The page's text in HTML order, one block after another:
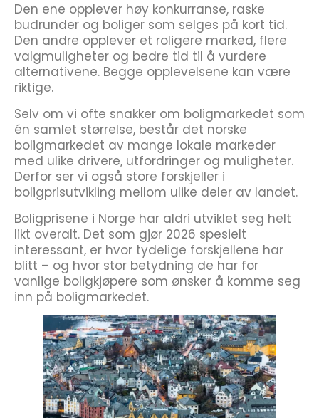
Den ene opplever høy konkurranse, raske
budrunder og boliger som selges på kort tid.
Den andre opplever et roligere marked, flere
valgmuligheter og bedre tid til å vurdere
alternativene. Begge opplevelsene kan være
riktige.
Selv om vi ofte snakker om boligmarkedet som
én samlet størrelse, består det norske
boligmarkedet av mange lokale markeder
med ulike drivere, utfordringer og muligheter.
Derfor ser vi også store forskjeller i
boligprisutvikling mellom ulike deler av landet.
Boligprisene i Norge har aldri utviklet seg helt
likt overalt. Det som gjør 2026 spesielt
interessant, er hvor tydelige forskjellene har
blitt – og hvor stor betydning de har for
vanlige boligkjøpere som ønsker å komme seg
inn på boligmarkedet.